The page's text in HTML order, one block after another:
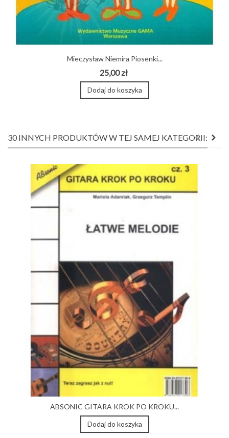
Mieczysław Niemira Piosenki...
25,00 zł
Dodaj do koszyka
30 INNYCH PRODUKTÓW W TEJ SAMEJ KATEGORII:
ABSONIC GITARA KROK PO KROKU...
Dodaj do koszyka